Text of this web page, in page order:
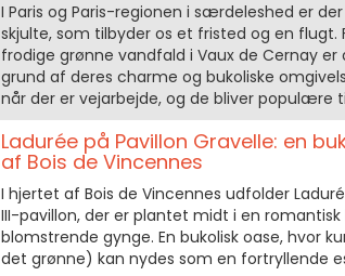
I Paris og Paris-regionen i særdeleshed er
skjulte, som tilbyder os et fristed og en flugt.
frodige grønne vandfald i Vaux de Cernay
grund af deres charme og bukoliske
når der er vejarbejde, og de bliver populære
Ladurée på Pavillon Gravelle: en
af Bois de Vincennes
I hjertet af Bois de Vincennes udfolder
III-pavillon, der er plantet midt i en
blomstrende gynge. En bukolisk oase, hvor
det grønne) kan nydes som en fortryllende